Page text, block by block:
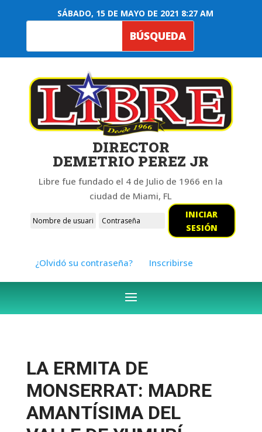
SÁBADO, 15 DE MAYO DE 2021 8:27 AM
DIRECTOR
DEMETRIO PEREZ JR
Libre fue fundado el 4 de Julio de 1966 en la
ciudad de Miami, FL
INICIAR
SESIÓN
¿Olvidó su contraseña? Inscribirse
LA ERMITA DE
MONSERRAT: MADRE
AMANTÍSIMA DEL